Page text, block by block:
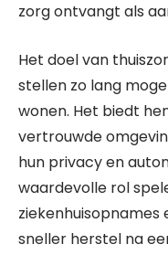
zorg ontvangt als
Het doel van
stellen zo lang
wonen. Het biedt
vertrouwde
hun privacy en
waardevolle rol
sneller herstel na